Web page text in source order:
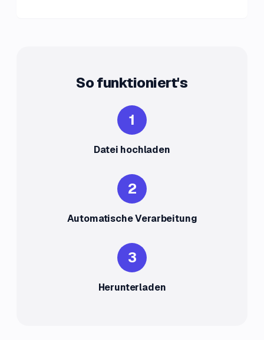
So funktioniert's
1
Datei hochladen
2
Automatische Verarbeitung
3
Herunterladen